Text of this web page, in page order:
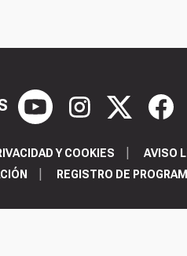
Y COOKIES
AVISO
REGISTRO DE